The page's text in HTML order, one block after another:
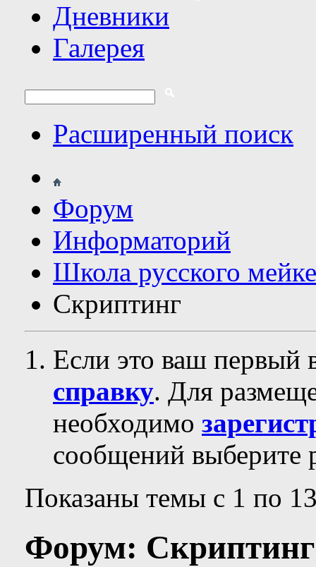
Дневники
Галерея
Расширенный поиск
Форум
Информаторий
Школа русского
Скриптинг
Если это ваш первый
справку. Для
необходимо
сообщений выберите
Показаны темы с 1 по
Форум: Скриптинг